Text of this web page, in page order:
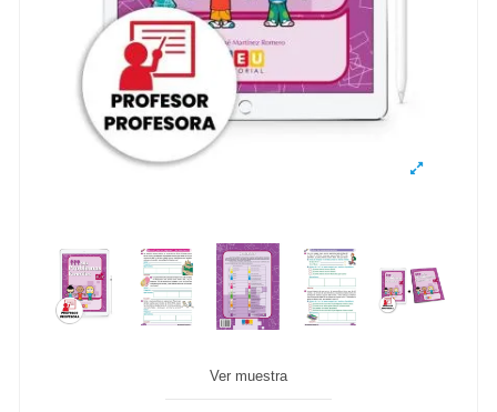
Ver muestra